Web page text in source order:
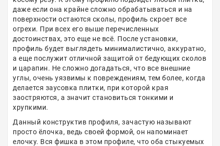
даже если она крайне сложно обрабатываться и на
поверхности остаются сколы, профиль скроет все
огрехи. При всех его выше перечисленных
достоинствах, это еще не всё. После установки,
профиль будет выглядеть минималистично, аккуратно,
а еще послужит отличной защитой от бедующих сколов
и царапин. Не сложно догадаться, что все внешние
углы, очень уязвимы к повреждениям, тем более, когда
делается заусовка плитки, при которой края
заостряются, а значит становиться тонкими и
хрупкими.
Данный конструктив профиля, зачастую называют
просто ёлочка, ведь своей формой, он напоминает
елочку. Вся фишка в этом профиле, что оба стыкуемых